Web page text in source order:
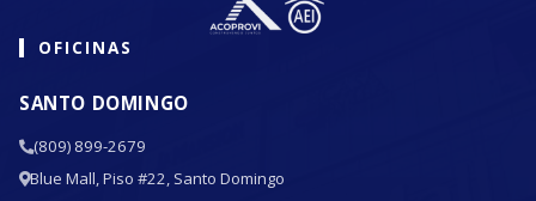
OFICINAS
SANTO DOMINGO
(809) 899-2679
Blue Mall, Piso #22, Santo Domingo